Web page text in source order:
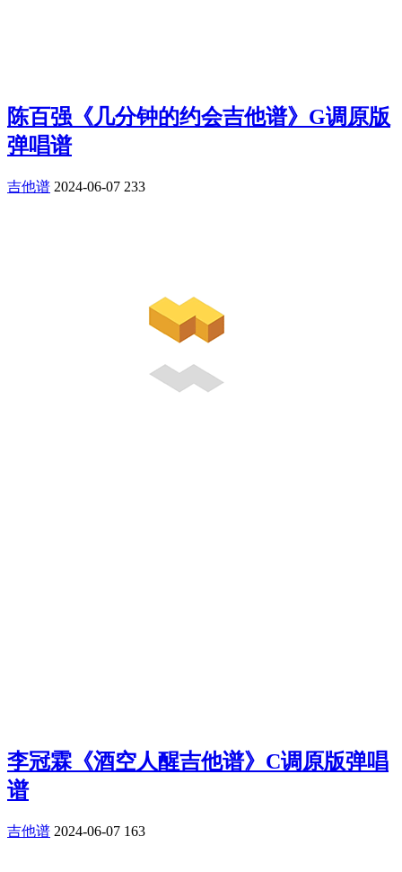
陈百强《几分钟的约会吉他谱》G调原版
弹唱谱
吉他谱 2024-06-07 233
李冠霖《酒空人醒吉他谱》C调原版弹唱
谱
吉他谱 2024-06-07 163